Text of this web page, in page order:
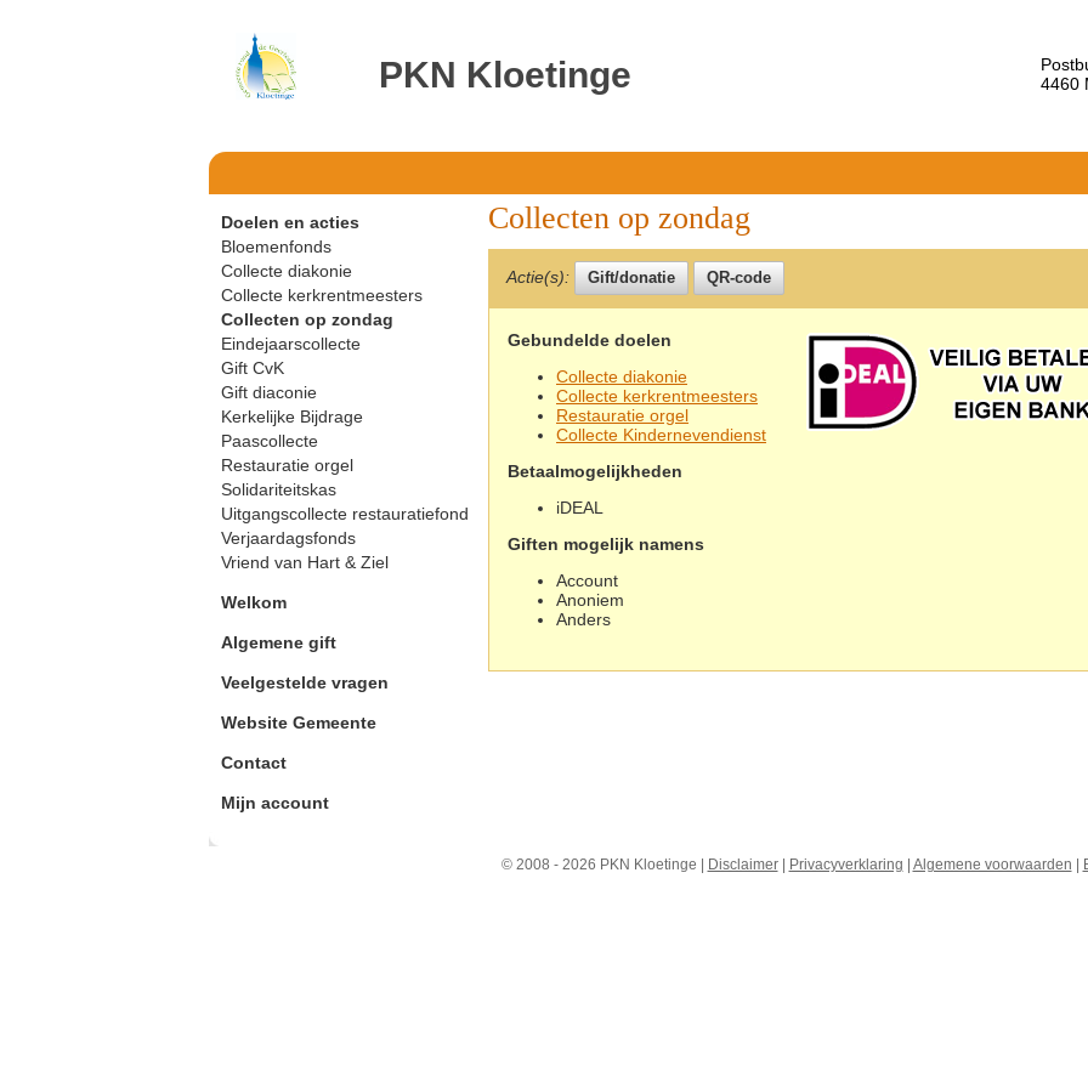
PKN Kloetinge
4460
Collecten op zondag
Actie(s):
Gebundelde doelen
Collecte diakonie
Collecte kerkrentmeesters
Restauratie orgel
Collecte Kindernevendienst
Betaalmogelijkheden
iDEAL
Giften mogelijk namens
Account
Anoniem
Anders
Doelen en acties
Bloemenfonds
Collecte diakonie
Collecte kerkrentmeesters
Collecten op zondag
Eindejaarscollecte
Gift CvK
Gift diaconie
Kerkelijke Bijdrage
Paascollecte
Restauratie orgel
Solidariteitskas
Uitgangscollecte restauratiefond
Verjaardagsfonds
Vriend van Hart & Ziel
Welkom
Algemene gift
Veelgestelde vragen
Website Gemeente
Contact
Mijn account
© 2008 - 2026 PKN Kloetinge | Disclaimer| Privacyverklaring Algemene voorwaarden